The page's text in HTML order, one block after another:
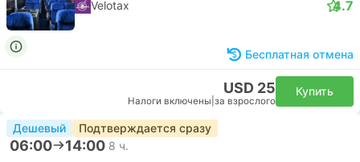
Velotax 4.7
Бесплатная отмена
USD 25
Налоги включены за взрослого
Купить
Дешевый Подтверждается сразу
06:00 14:00 8 ч.